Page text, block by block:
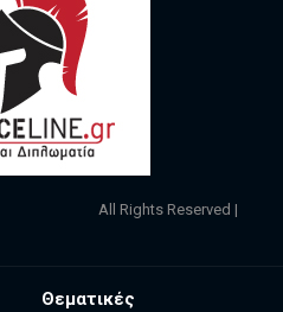
All Rights Reserved |
Θεματικές